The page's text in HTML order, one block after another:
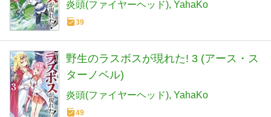
炎頭(ファイヤーヘッド) YahaKo
39
野生のラスボスが現れた! 3 (アース・ス
ターノベル)
炎頭(ファイヤーヘッド) YahaKo
49